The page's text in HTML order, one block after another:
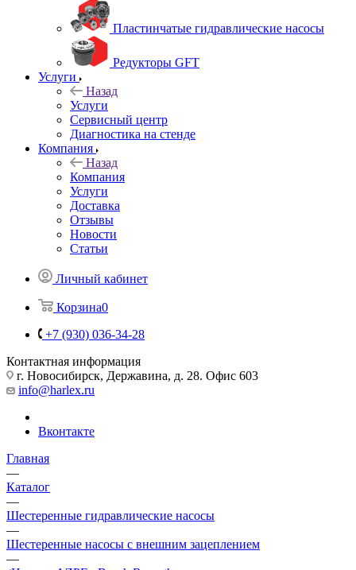
Пластинчатые гидравлические насосы
Редукторы GFT
Услуги
Назад
Услуги
Сервисный центр
Диагностика на стенде
Компания
Назад
Компания
Услуги
Доставка
Отзывы
Новости
Статьи
Личный кабинет
Корзина0
+7 (930) 036-34-28
Контактная информация
г. Новосибирск, Державина, д. 28. Офис 603
info@harlex.ru
Вконтакте
Главная
—
Каталог
—
Шестеренные гидравлические насосы
—
Шестеренные насосы с внешним зацеплением
—